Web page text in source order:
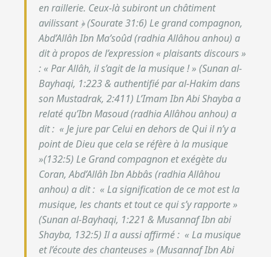
en raillerie. Ceux-là subiront un châtiment
avilissant ﴿ (Sourate 31:6) Le grand compagnon,
Abd’Allâh Ibn Ma’soûd (radhia Allâhou anhou) a
dit à propos de l’expression « plaisants discours »
: «Par Allâh, il s’agit de la musique !» (Sunan al-
Bayhaqi, 1:223 & authentifié par al-Hakim dans
son Mustadrak, 2:411) L’Imam Ibn Abi Shayba a
relaté qu’Ibn Masoud (radhia Allâhou anhou) a
dit : «Je jure par Celui en dehors de Qui il n’y a
point de Dieu que cela se réfère à la musique
»(132:5) Le Grand compagnon et exégète du
Coran, Abd’Allâh Ibn Abbâs (radhia Allâhou
anhou) a dit : «La signification de ce mot est la
musique, les chants et tout ce qui s’y rapporte»
(Sunan al-Bayhaqi, 1:221 & Musannaf Ibn abi
Shayba, 132:5) Il a aussi affirmé : «La musique
et l’écoute des chanteuses» (Musannaf Ibn Abi